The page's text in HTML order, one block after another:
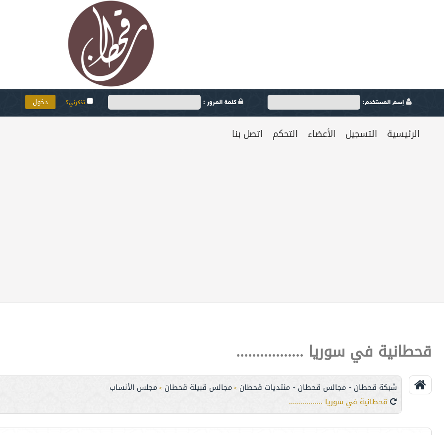
إسم المستخدم: كلمة المرور : تذكرني؟
الرئيسية التسجيل الأعضاء التحكم اتصل بنا
قحطانية في سوريا .................
شبكة قحطان - مجالس قحطان - منتديات قحطان > مجالس قبيلة قحطان > مجلس الأنساب
قحطانية في سوريا .................